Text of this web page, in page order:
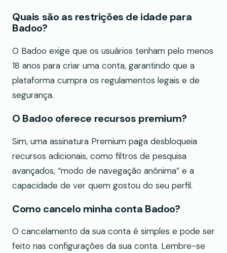
Quais são as restrições de idade para
Badoo?
O Badoo exige que os usuários tenham pelo menos
18 anos para criar uma conta, garantindo que a
plataforma cumpra os regulamentos legais e de
segurança.
O Badoo oferece recursos premium?
Sim, uma assinatura Premium paga desbloqueia
recursos adicionais, como filtros de pesquisa
avançados, “modo de navegação anônima” e a
capacidade de ver quem gostou do seu perfil.
Como cancelo minha conta Badoo?
O cancelamento da sua conta é simples e pode ser
feito nas configurações da sua conta. Lembre-se